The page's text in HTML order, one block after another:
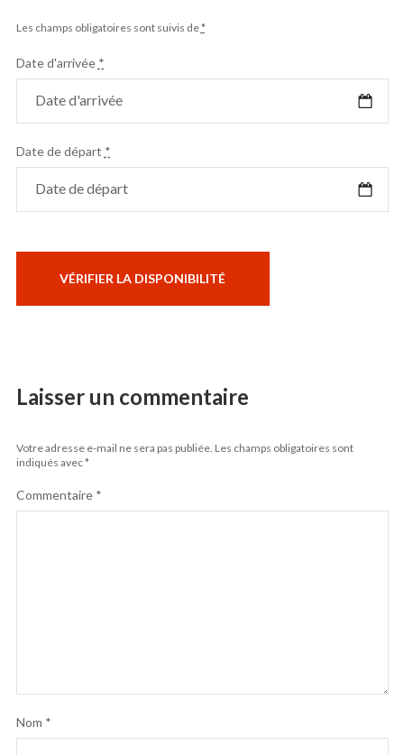
Les champs obligatoires sont suivis de*
Date d'arrivée *
Date de départ *
Laisser un commentaire
Votre adresse e-mail ne sera pas publiée. Les champs obligatoires sont
indiqués avec*
Commentaire *
Nom *